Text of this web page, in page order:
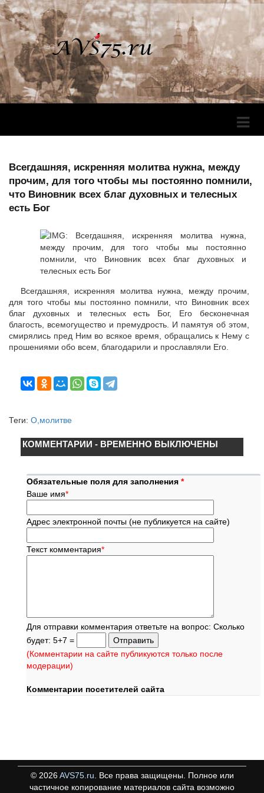
Всегдашняя, искренняя молитва нужна, между
прочим, для того чтобы мы постоянно помнили,
что Виновник всех благ духовных и телесных
есть Бог
Всегдашняя, искренняя молитва нужна, между прочим,
для того чтобы мы постоянно помнили, что Виновник всех
благ духовных и телесных есть Бог, Его бесконечная
благость, всемогущество и премудрость. И памятуя об этом,
смирялись пред Ним во всякое время, обращались к Нему с
прошениями обо всем, благодарили и прославляли Его.
Теги: О,молитве
КОММЕНТАРИИ - ВРЕМЕННО ВЫКЛЮЧЕНЫ
Обязательные поля для заполнения *
Ваше имя*
Адрес электронной почты (не публикуется на сайте)
Текст комментария*
Для отправки комментария ответьте на вопрос: Сколько
будет: 5+7 =
(Комментарии на сайте публикуются только после
модерации)
Комментарии посетителей сайта
© 2026 AVS75.ru . Все права защищены. Полное или
частичное копирование материалов сайта возможно